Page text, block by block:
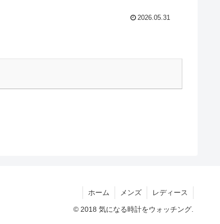
2026.05.31
ホーム メンズ レディース
© 2018 気になる時計をウォッチング.